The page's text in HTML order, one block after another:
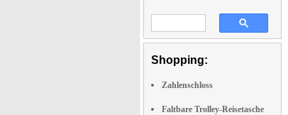
Shopping:
Zahlenschloss
Faltbare Trolley-Reisetasche